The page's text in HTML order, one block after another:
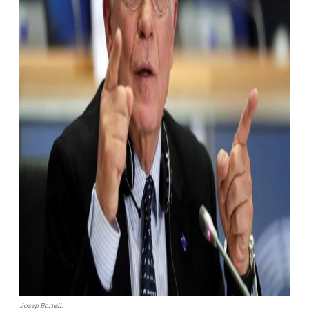
Josep Borrell.